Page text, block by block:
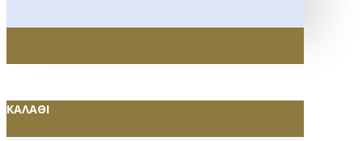
ΚΑΛΆΘΙ